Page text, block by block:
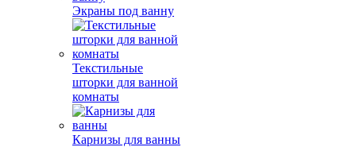
Экраны под ванну
Текстильные
шторки для ванной
комнаты
Карнизы для ванны